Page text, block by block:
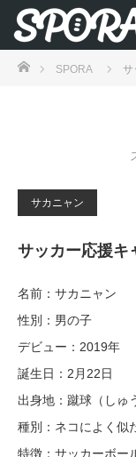
ホームSPORA サ
サカニャン
サッカー応援キ
名前：サカニャン
性別：男の子
デビュー：2019年
誕生日：2月22日
出身地：蹴球（しゅ
種別：ネコによく似
特徴：サッカーボー